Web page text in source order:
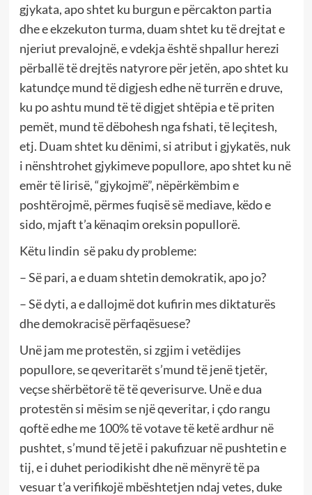
gjykata, apo shtet ku burgun e përcakton partia
dhe e ekzekuton turma, duam shtet ku të drejtat e
njeriut prevalojnë, e vdekja është shpallur herezi
përballë të drejtës natyrore për jetën, apo shtet ku
katundçe mund të digjesh edhe në turrën e druve,
ku po ashtu mund të të digjet shtëpia e të priten
pemët, mund të dëbohesh nga fshati, të leçitesh,
etj. Duam shtet ku dënimi, si atribut i gjykatës, nuk
i nënshtrohet gjykimeve popullore, apo shtet ku në
emër të lirisë, “gjykojmë”, nëpërkëmbim e
poshtërojmë, përmes fuqisë së mediave, këdo e
sido, mjaft t’a kënaqim oreksin popullorë.
Këtu lindin së paku dy probleme:
– Së pari, a e duam shtetin demokratik, apo jo?
– Së dyti, a e dallojmë dot kufirin mes diktaturës
dhe demokracisë përfaqësuese?
Unë jam me protestën, si zgjim i vetëdijes
popullore, se qeveritarët s’mund të jenë tjetër,
veçse shërbëtorë të të qeverisurve. Unë e dua
protestën si mësim se një qeveritar, i çdo rangu
qoftë edhe me 100% të votave të ketë ardhur në
pushtet, s’mund të jetë i pakufizuar në pushtetin e
tij, e i duhet periodikisht dhe në mënyrë të pa
vesuar t’a verifikojë mbështetjen ndaj vetes, duke